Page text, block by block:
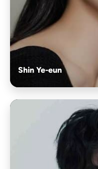
Shin Ye-eun